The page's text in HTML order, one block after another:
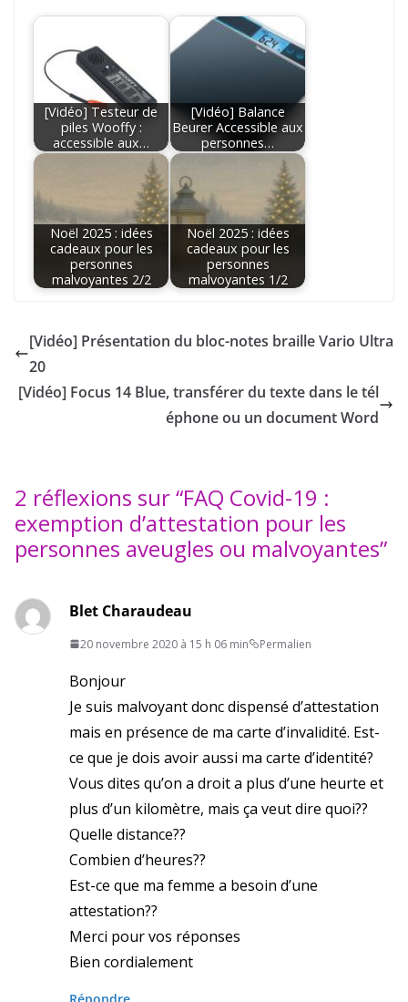
[Vidéo] Testeur de
piles Wooffy :
accessible aux…
[Vidéo] Balance
Beurer Accessible aux
personnes…
Noël 2025 : idées
cadeaux pour les
personnes
malvoyantes 2/2
Noël 2025 : idées
cadeaux pour les
personnes
malvoyantes 1/2
[Vidéo] Présentation du bloc-notes braille Vario Ultra
20
[Vidéo] Focus 14 Blue, transférer du texte dans le tél
éphone ou un document Word
2 réflexions sur “FAQ Covid-19 :
exemption d’attestation pour les
personnes aveugles ou malvoyantes”
Blet Charaudeau
20 novembre 2020 à 15 h 06 min Permalien
Bonjour
Je suis malvoyant donc dispensé d’attestation
mais en présence de ma carte d’invalidité. Est-
ce que je dois avoir aussi ma carte d’identité?
Vous dites qu’on a droit a plus d’une heurte et
plus d’un kilomètre, mais ça veut dire quoi??
Quelle distance??
Combien d’heures??
Est-ce que ma femme a besoin d’une
attestation??
Merci pour vos réponses
Bien cordialement